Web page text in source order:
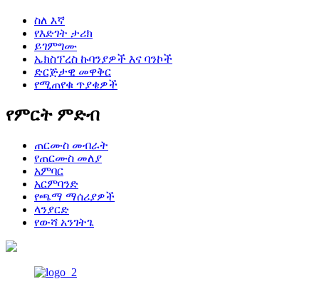
ስለ እኛ
የእድገት ታሪክ
ይገምግሙ
ኤክስፕረስ ኩባንያዎች እና ባንኮች
ድርጅታዊ መዋቅር
የሚጠየቁ ጥያቄዎች
የምርት ምድብ
ጠርሙስ መብራት
የጠርሙስ መለያ
አምባር
አርምባንድ
የጫማ ማሰሪያዎች
ላንያርድ
የውሻ አንገትጌ